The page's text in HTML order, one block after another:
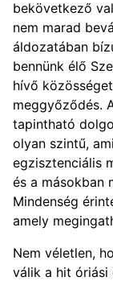
bekövetkező
nem marad
áldozatában
bennünk élő
hívő
meggyőződés.
tapintható
olyan szintű,
egzisztenciális
és a másokban
Mindenség
amely
Nem véletlen,
válik a hit